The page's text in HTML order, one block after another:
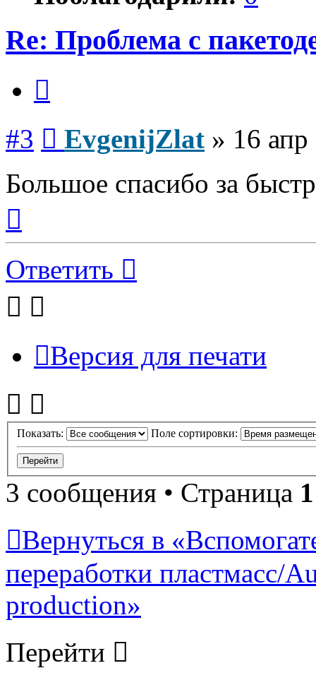
Re: Проблема с
#3 EvgenijZlat » 16
Большое спасибо за
началу
Ответить
Версия для печати
Показать: Поле сортировки:
3 сообщения • Страница 1
Вернуться в
переработки пластмасс/
production»
Перейти